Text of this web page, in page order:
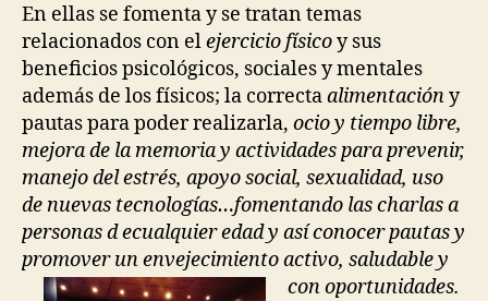
En ellas se fomenta y se tratan temas
relacionados con elejercicio físicoy sus
beneficios psicológicos, sociales y mentales
además de los físicos; la correctaalimentacióny
pautas para poder realizarla, ocio y tiempo libre,
mejora de la memoria y actividades para prevenir,
manejo del estrés, apoyo social, sexualidad, uso
de nuevas tecnologías…fomentando las charlas a
personas d ecualquier edad y así conocer pautas y
promover un envejecimiento activo, saludable y
con oportunidades.